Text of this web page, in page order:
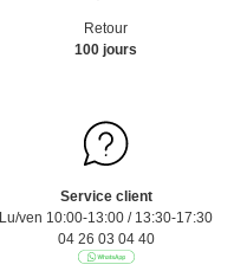
Retour
100 jours
Service client
Lu/ven 10:00-13:00 / 13:30-17:30
04 26 03 04 40